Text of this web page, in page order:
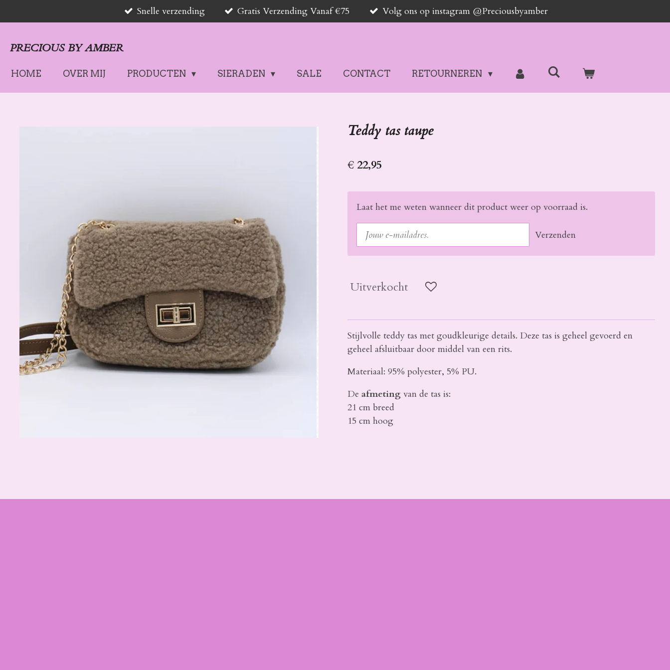
direct
de
Snelle verzending Gratis Verzending Vanaf €75 Volg ons op instagram @Preciousbyamber
PRECIOUS BY AMBER
HOME OVER MIJ PRODUCTEN SIERADEN SALE CONTACT RETOURNEREN
Teddy tas taupe
€ 22,95
Laat het me weten wanneer dit product weer op voorraad is.
Verzenden
Uitverkocht
Stijlvolle teddy tas met goudkleurige details. Deze tas is geheel gevoerd en
geheel afsluitbaar door middel van een rits.
Materiaal: 95% polyester, 5% PU.
De afmeting van de tas is:
21 cm breed
15 cm hoog